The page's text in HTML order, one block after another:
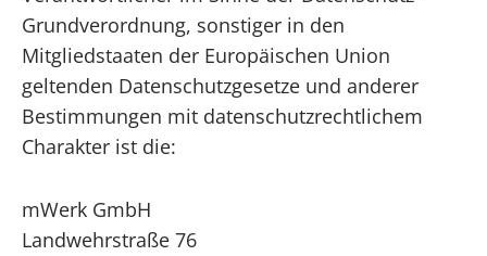
Grundverordnung, sonstiger in den
Mitgliedstaaten der Europäischen Union
geltenden Datenschutzgesetze und anderer
Bestimmungen mit datenschutzrechtlichem
Charakter ist die:
mWerk GmbH
Landwehrstraße 76